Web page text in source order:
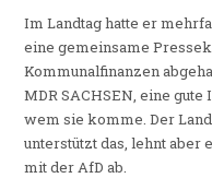
Im Landtag hatte er
eine gemeinsame
Kommunalfinanzen
MDR SACHSEN, eine
wem sie komme. Der
unterstützt das, lehnt aber
mit der AfD ab.